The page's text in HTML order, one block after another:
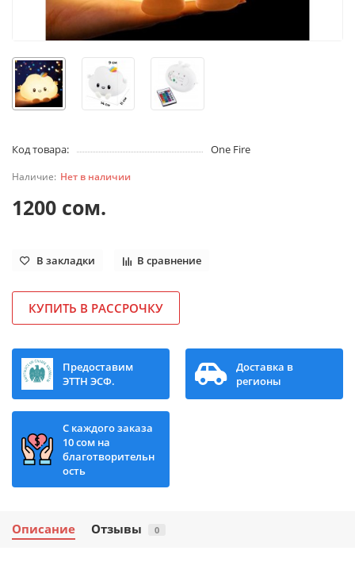
Код товара: One Fire
Нет в наличии
1200 сом.
В закладки В сравнение
КУПИТЬ В РАССРОЧКУ
Предоставим
ЭТТН ЭСФ.
Доставка в
регионы
С каждого заказа
10 сом на
благотворительн
ость
Описание Отзывы 0